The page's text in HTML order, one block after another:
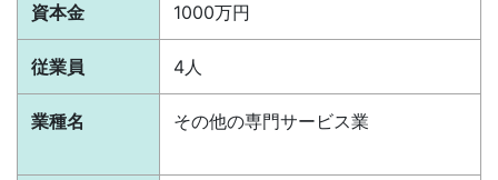
資本金 1000万円
従業員 4人
業種名 その他の専門サービス業